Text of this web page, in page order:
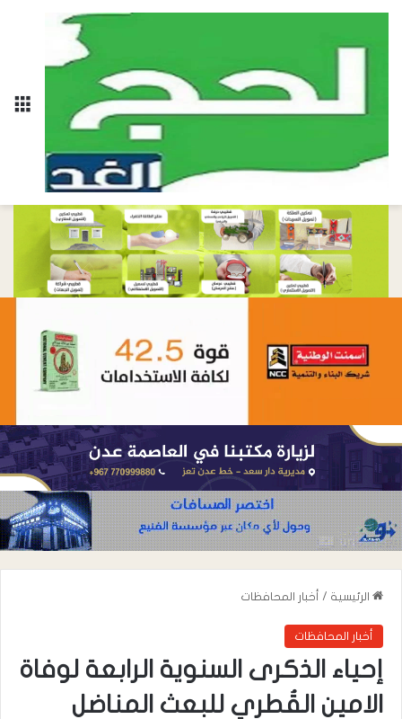
الرئيسية / أخبار المحافظات
أخبار المحافظات
إحياء الذكرى السنوية الرابعة لوفاة
الامين القُطري للبعث المناضل